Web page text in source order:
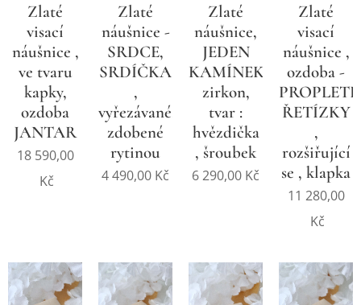
Zlaté
visací
náušnice ,
ve tvaru
kapky,
ozdoba
JANTAR
18 590,00
Kč
Zlaté
náušnice -
SRDCE,
SRDÍČKA
,
vyřezávané,
zdobené
rytinou
4 490,00 Kč
Zlaté
náušnice,
JEDEN
KAMÍNEK,
zirkon,
tvar :
hvězdička
, šroubek
6 290,00 Kč
Zlaté
visací
náušnice ,
ozdoba -
ŘETÍZKY
,
rozšiřující
se , klapka
11 280,00
Kč